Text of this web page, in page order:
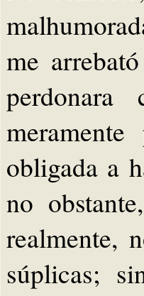
me
obligada a
no
realmente,
súplicas;